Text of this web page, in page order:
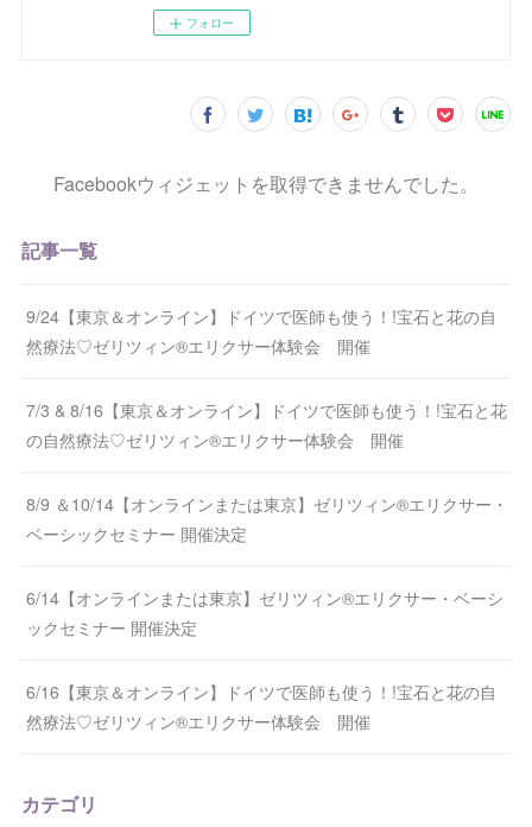
フォロー
Facebookウィジェットを取得できませんでした。
記事一覧
9/24【東京＆オンライン】ドイツで医師も使う！!宝石と花の自
然療法♡ゼリツィン®エリクサー体験会 開催
7/3 & 8/16【東京＆オンライン】ドイツで医師も使う！!宝石と花
の自然療法♡ゼリツィン®エリクサー体験会 開催
8/9 ＆10/14【オンラインまたは東京】ゼリツィン®エリクサー・
ベーシックセミナー 開催決定
6/14【オンラインまたは東京】ゼリツィン®エリクサー・ベーシ
ックセミナー 開催決定
6/16【東京＆オンライン】ドイツで医師も使う！!宝石と花の自
然療法♡ゼリツィン®エリクサー体験会 開催
カテゴリ